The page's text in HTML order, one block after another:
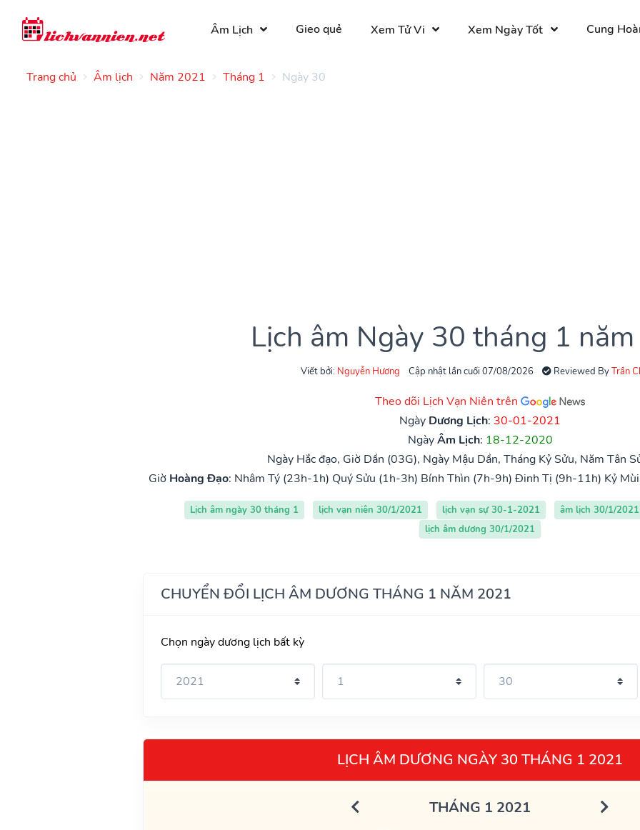
Âm Lịch Gieo quẻ Xem Tử Vi Xem Ngày Tốt Cung
Trang chủ Âm lịch Năm 2021 Tháng 1 Ngày 30
Lịch âm Ngày 30 tháng 1
Viết bởi: Nguyễn Hương Cập nhật lần cuối 07/08/2026 Reviewed ByTrần
Theo dõi Lịch Vạn Niên trên
Ngày Dương Lịch: 30-01-2021
NgàyÂm Lịch: 18-12-2020
Ngày Hắc đạo, Giờ Dần (03G), Ngày Mậu Dần, Tháng Kỷ Sửu, Năm Tân
Giờ Hoàng Đạo: Nhâm Tý (23h-1h) Quý Sửu (1h-3h) Bính Thìn (7h-9h) Đinh Tị (9h-11h) Kỷ
Lịch âm ngày 30 tháng 1 lịch vạn niên 30/1/2021 lịch vạn sự 30-1-2021 âm lịch 30/1/2021
lịch âm dương 30/1/2021
CHUYỂN ĐỔI LỊCH ÂM DƯƠNG THÁNG 1 NĂM 2021
Chọn ngày dương lịch bất kỳ
LỊCH ÂM DƯƠNG NGÀY 30 THÁNG 1 2021
THÁNG 1 2021